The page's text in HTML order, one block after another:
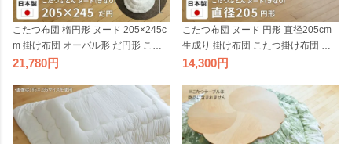
こたつ布団 楕円形 ヌード 205×245c
m 掛け布団 オーバル形 だ円形 こた
つ掛け布団 こたつふとん 生成り こ
つテーブル
21,780
こたつ布団 ヌード 円形 直径205cm
生成り 掛け布団 こたつ掛け布団 丸
形 丸型 円型 こたつ掛布団 厚掛け 国
14,300